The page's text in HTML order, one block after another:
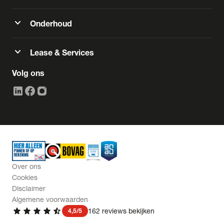
expand_more Onderhoud
expand_more Lease & Services
Volg ons
star star star star star_half 4,5/5 162 reviews bekijken
Over ons
Cookies
Disclaimer
Algemene voorwaarden